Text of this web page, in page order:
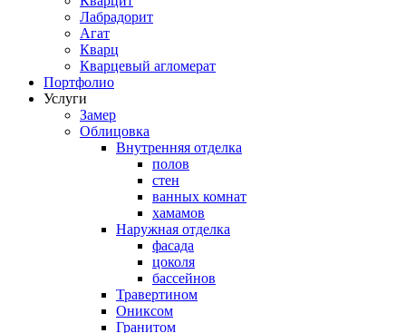
Лабрадорит
Агат
Кварц
Кварцевый агломерат
Портфолио
Услуги
Замер
Облицовка
Внутренняя отделка
полов
стен
ванных комнат
хамамов
Наружная отделка
фасада
цоколя
бассейнов
Травертином
Ониксом
Гранитом